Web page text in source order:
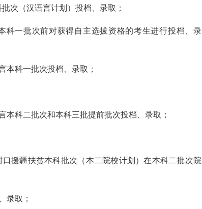
次（汉语言计划）投档、录取；
科一批次前对获得自主选拔资格的考生进行投档、录
本科一批次投档、录取；
科二批次和本科三批提前批次投档、录取；
援疆扶贫本科批次（本二院校计划）在本科二批次院
录取；